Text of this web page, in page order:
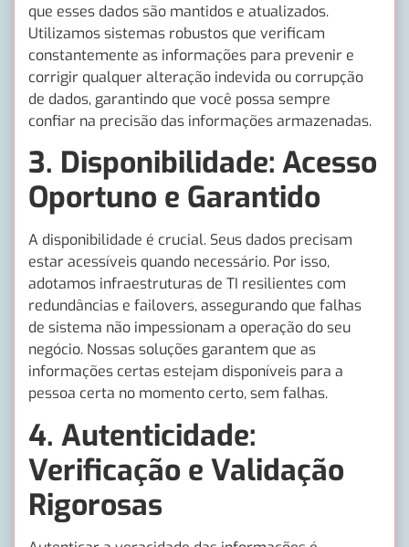
que esses dados são mantidos e atualizados.
Utilizamos sistemas robustos que verificam
constantemente as informações para prevenir e
corrigir qualquer alteração indevida ou corrupção
de dados, garantindo que você possa sempre
confiar na precisão das informações armazenadas.
3. Disponibilidade: Acesso
Oportuno e Garantido
A disponibilidade é crucial. Seus dados precisam
estar acessíveis quando necessário. Por isso,
adotamos infraestruturas de TI resilientes com
redundâncias e failovers, assegurando que falhas
de sistema não impessionam a operação do seu
negócio. Nossas soluções garantem que as
informações certas estejam disponíveis para a
pessoa certa no momento certo, sem falhas.
4. Autenticidade:
Verificação e Validação
Rigorosas